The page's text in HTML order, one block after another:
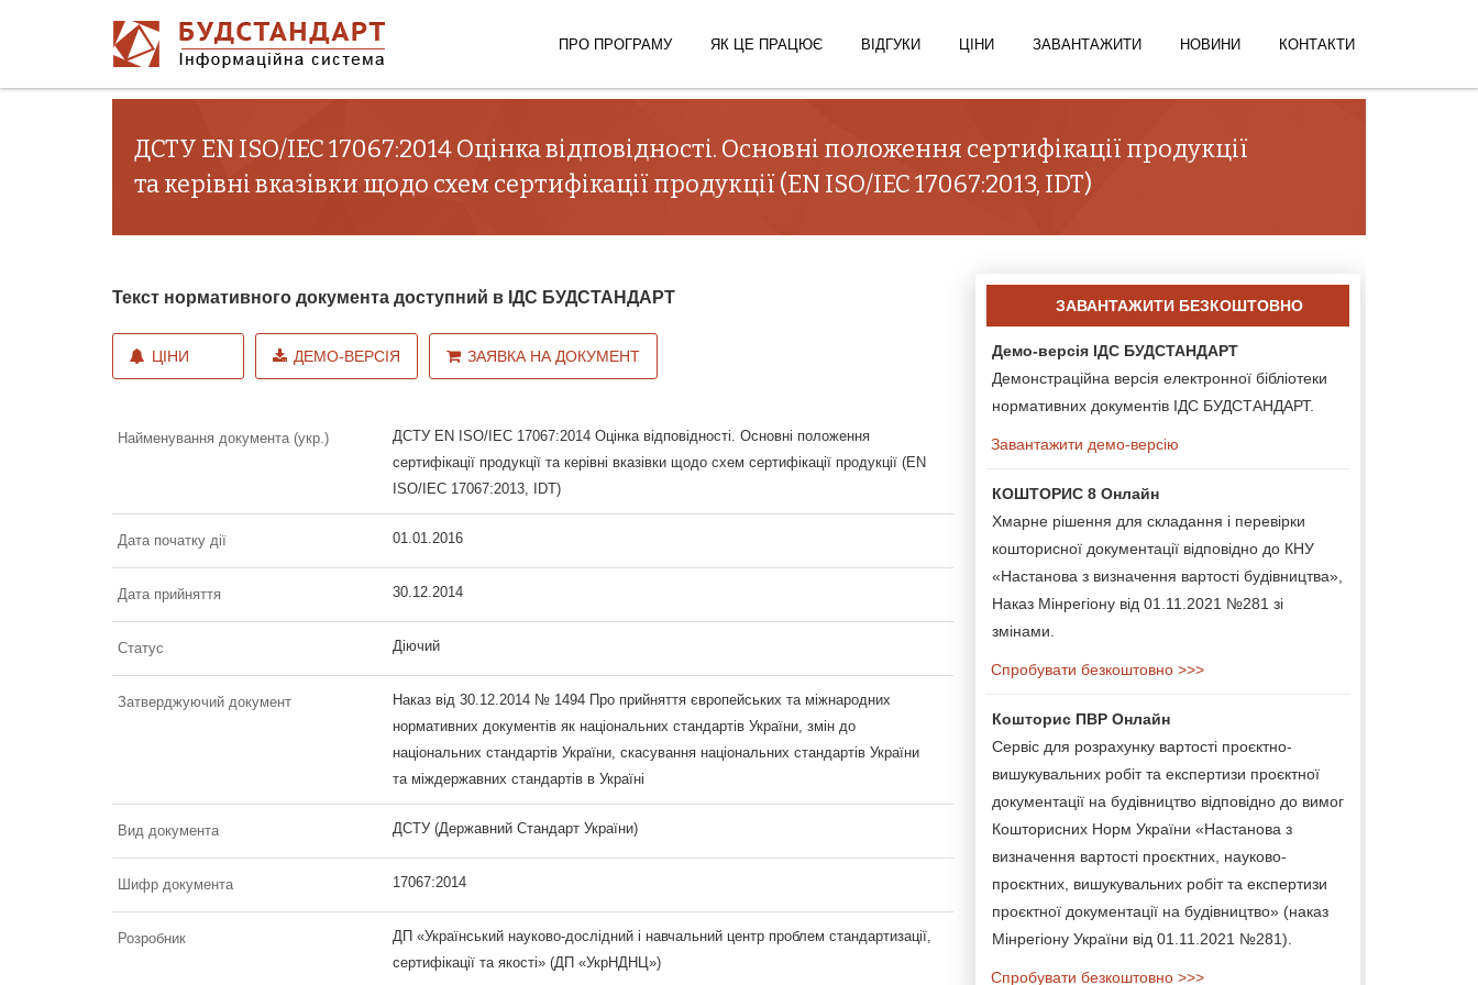
ПРО ПРОГРАМУ ЯК ЦЕ ПРАЦЮЄ ВІДГУКИ ЦІНИ ЗАВАНТАЖИТИ НОВИНИ КОНТАКТИ
ДСТУ EN ISO/IEC 17067:2014 Оцінка відповідності. Основні положення сертифікації продукції
та керівні вказівки щодо схем сертифікації продукції (EN ISO/IEC 17067:2013, IDT)
Текст нормативного документа доступний в ІДС БУДСТАНДАРТ
ЦІНИ ДЕМО-ВЕРСІЯ ЗАЯВКА НА ДОКУМЕНТ
Найменування документа (укр.)
ДСТУ EN ISO/IEC 17067:2014 Оцінка відповідності. Основні положення
сертифікації продукції та керівні вказівки щодо схем сертифікації продукції (EN
ISO/IEC 17067:2013, IDT)
Дата початку дії 01.01.2016
Дата прийняття 30.12.2014
Статус Діючий
Затверджуючий документ
Наказ від 30.12.2014 № 1494 Про прийняття європейських та міжнародних
нормативних документів як національних стандартів України, змін до
національних стандартів України, скасування національних стандартів України
та міждержавних стандартів в Україні
Вид документа ДСТУ (Державний Стандарт України)
Шифр документа 17067:2014
Розробник
ДП «Український науково-дослідний і навчальний центр проблем стандартизації,
сертифікації та якості» (ДП «УкрНДНЦ»)
ЗАВАНТАЖИТИ БЕЗКОШТОВНО
Демо-версія ІДС БУДСТАНДАРТ
Демонстраційна версія електронної бібліотеки
нормативних документів ІДС БУДСТАНДАРТ.
Завантажити демо-версію
КОШТОРИС 8 Онлайн
Хмарне рішення для складання і перевірки
кошторисної документації відповідно до КНУ
«Настанова з визначення вартості будівництва»,
Наказ Мінрегіону від 01.11.2021 №281 зі
змінами.
Спробувати безкоштовно >>>
Кошторис ПВР Онлайн
Сервіс для розрахунку вартості проєктно-
вишукувальних робіт та експертизи проєктної
документації на будівництво відповідно до вимог
Кошторисних Норм України «Настанова з
визначення вартості проєктних, науково-
проєктних, вишукувальних робіт та експертизи
проєктної документації на будівництво» (наказ
Мінрегіону України від 01.11.2021 №281).
Спробувати безкоштовно >>>